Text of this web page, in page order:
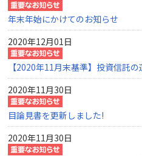
年末年始にかけてのお知らせ
2020年12月01日
【2020年11月末基準】投資信託
2020年11月30日
目論見書を更新しました!
2020年11月30日